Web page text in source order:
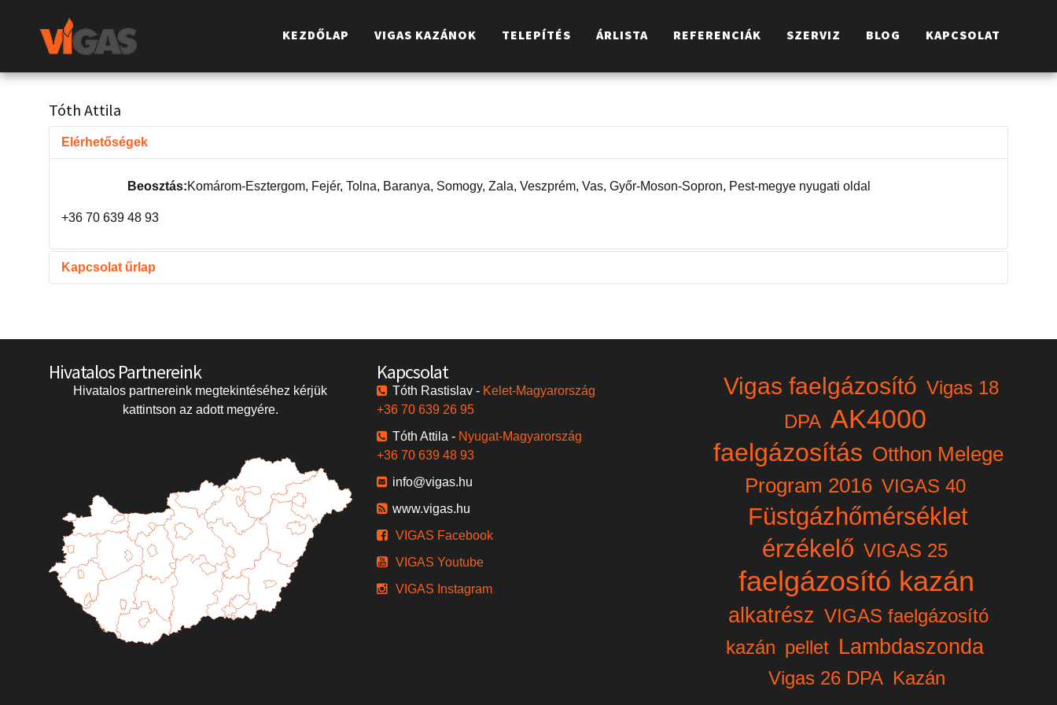
KEZDŐLAP VIGAS KAZÁNOK TELEPÍTÉS ÁRLISTA REFERENCIÁK SZERVIZ BLOG KAPCSOLAT
Tóth Attila
Elérhetőségek
Beosztás:Komárom-Esztergom, Fejér, Tolna, Baranya, Somogy, Zala, Veszprém, Vas, Győr-Moson-Sopron, Pest-megye nyugati oldal
+36 70 639 48 93
Kapcsolat űrlap
E-MAIL KÜLDÉSE
*A mező kitöltése
kötelező
E-mail *
Tárgy
Üzenet *
Hivatalos Partnereink
Hivatalos partnereink megtekintéséhez kérjük
kattintson az adott megyére.
Kapcsolat
Tóth Rastislav - Kelet-Magyarország
+36 70 639 26 95
Tóth Attila - Nyugat-Magyarország
+36 70 639 48 93
info@vigas.hu
www.vigas.hu
VIGAS Facebook
VIGAS Youtube
VIGAS Instagram
Vigas faelgázosító Vigas 18
DPA AK4000
faelgázosítás Otthon Melege
Program 2016 VIGAS 40
Füstgázhőmérséklet
érzékelő VIGAS 25
faelgázosító kazán
alkatrész VIGAS faelgázosító
kazán pellet Lambdaszonda
Vigas 26 DPA Kazán